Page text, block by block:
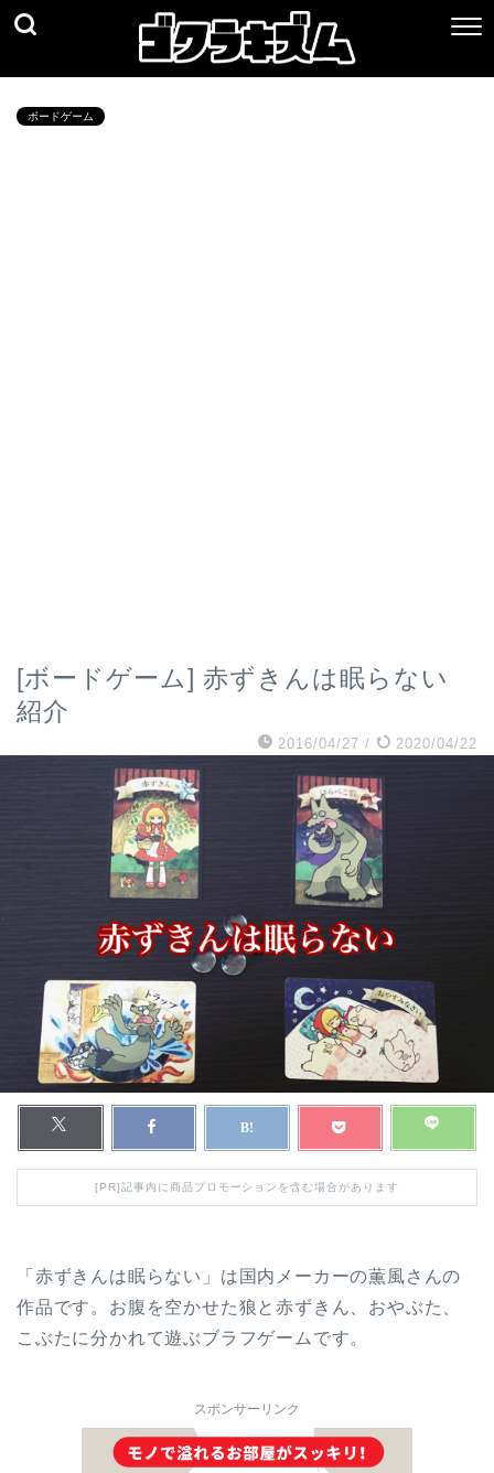
ボードゲーム
[ボードゲーム] 赤ずきんは眠らない
紹介
2016/04/27 / 2020/04/22
[PR]記事内に商品プロモーションを含む場合があります
「赤ずきんは眠らない」は国内メーカーの薫風さんの
作品です。お腹を空かせた狼と赤ずきん、おやぶた、
こぶたに分かれて遊ぶブラフゲームです。
スポンサーリンク